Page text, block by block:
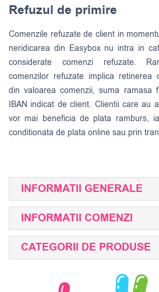
Refuzul de primire
Comenzile refuzate de client in
neridicarea din Easybox nu intra in
considerate comenzi refuzate.
comenzilor refuzate implica retinerea
din valoarea comenzii, suma ramasa
IBAN indicat de client. Clientii care au
vor mai beneficia de plata ramburs,
conditionata de plata online sau prin
INFORMATII GENERALE
INFORMATII COMENZI
CATEGORII DE PRODUSE